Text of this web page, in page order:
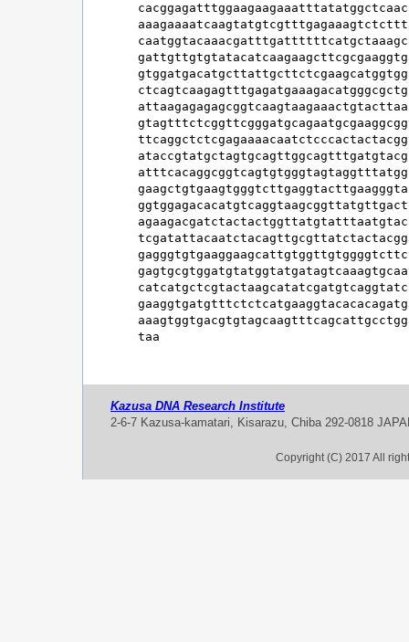
taa
Kazusa DNA Research Institute
2-6-7 Kazusa-kamatari, Kisarazu, Chiba 292-0818
Copyright (C) 2017 All